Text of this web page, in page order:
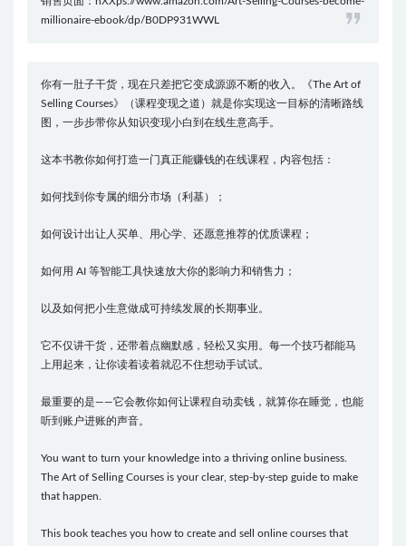
millionaire-ebook/dp/B0DP931WWL
你有一肚子干货，现在只差把它变成源源不断的收入。《The Art of
Selling Courses》（课程变现之道）就是你实现这一目标的清晰路线
图，一步步带你从知识变现小白到在线生意高手。
这本书教你如何打造一门真正能赚钱的在线课程，内容包括：
如何找到你专属的细分市场（利基）；
如何设计出让人买单、用心学、还愿意推荐的优质课程；
如何用 AI 等智能工具快速放大你的影响力和销售力；
以及如何把小生意做成可持续发展的长期事业。
它不仅讲干货，还带着点幽默感，轻松又实用。每一个技巧都能马
上用起来，让你读着读着就忍不住想动手试试。
最重要的是——它会教你如何让课程自动卖钱，就算你在睡觉，也能
听到账户进账的声音。
You want to turn your knowledge into a thriving online business.
The Art of Selling Courses is your clear, step-by-step guide to make
that happen.
This book teaches you how to create and sell online courses that